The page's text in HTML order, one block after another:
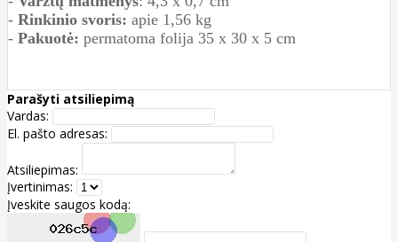
- Rinkinio svoris: apie 1,56 kg
- Pakuotė: permatoma folija 35 x 30 x 5 cm
Parašyti atsiliepimą
Vardas:
El. pašto adresas:
Atsiliepimas:
Įvertinimas:
Įveskite saugos kodą: